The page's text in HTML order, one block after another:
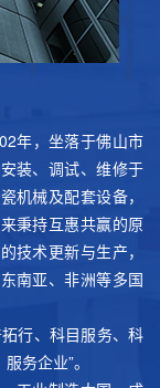
年，坐落于佛山市
装、调试、维修于
机械及配套设备，
秉持互惠共赢的原
技术更新与生产，
南亚、非洲等多国
行、科目服务、科
务企业”。